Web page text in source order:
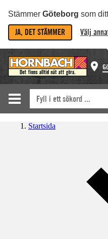
Stämmer Göteborg som
JA, DET STÄMMER Välj
Startsida